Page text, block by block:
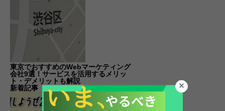
東京でおすすめのWebマーケティング
会社9選！サービスを活用するメリッ
ト・デメリットも解説
新着記事